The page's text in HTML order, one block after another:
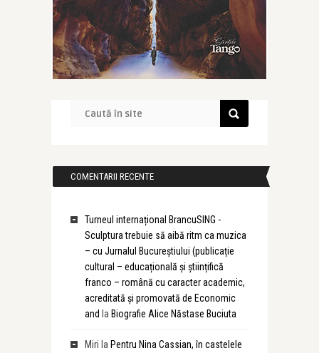
COMENTARII RECENTE
Turneul internațional BrancuSING -
Sculptura trebuie să aibă ritm ca muzica
– cu Jurnalul Bucureștiului (publicație
cultural – educațională și științifică
franco – română cu caracter academic,
acreditată și promovată de Economic
and la Biografie Alice Năstase Buciuta
Miri la Pentru Nina Cassian, în castelele